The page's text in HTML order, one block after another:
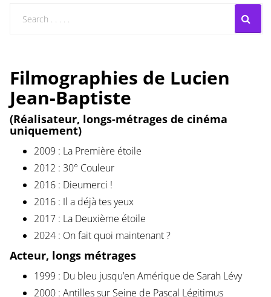
Filmographies de Lucien
Jean-Baptiste
(Réalisateur, longs-métrages de cinéma
uniquement)
2009 : La Première étoile
2012 : 30° Couleur
2016 : Dieumerci !
2016 : Il a déjà tes yeux
2017 : La Deuxième étoile
2024 : On fait quoi maintenant ?
Acteur, longs métrages
1999 : Du bleu jusqu’en Amérique de Sarah Lévy
2000 : Antilles sur Seine de Pascal Légitimus